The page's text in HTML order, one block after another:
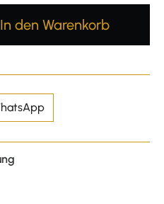
Gib den
In den Warenkorb